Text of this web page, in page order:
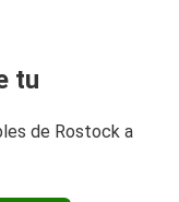
tu
de Rostock a